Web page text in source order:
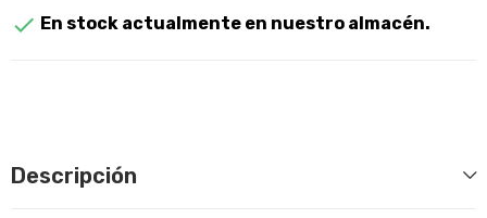
 En stock actualmente en nuestro almacén.
Descripción